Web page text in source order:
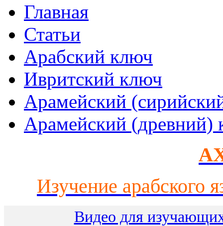
Главная
Статьи
Арабский ключ
Ивритский ключ
Арамейский
Арамейский (древний)
Изучение арабского
Видео для